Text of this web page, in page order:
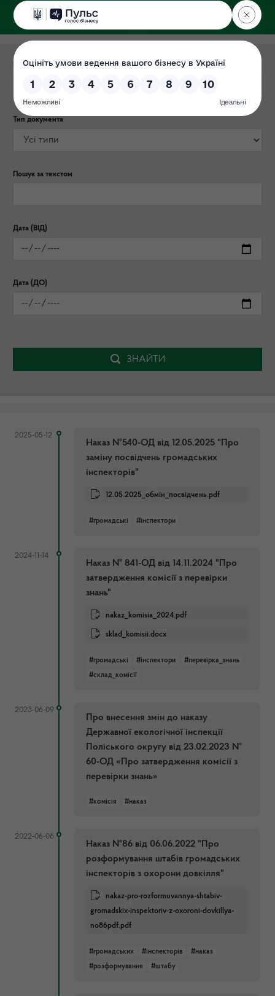
ДЕРЖЕКОІНСПЕКЦІЯ
Поліського округу
Категорія публікації
Тип документа
Пошук за текстом
Дата (ВІД)
Дата (ДО)
ЗНАЙТИ
2025-05-12
Наказ №540-ОД від 12.05.2025 "Про
заміну посвідчень громадських
інспекторів"
12.05.2025_обмін_посвідчень.pdf
#громадські #інспектори
2024-11-14
Наказ № 841-ОД від 14.11.2024 "Про
затвердження комісії з перевірки
знань"
nakaz_komisia_2024.pdf
sklad_komisii.docx
#громадські #інспектори
#перевірка_знань
#склад_комісії
2023-06-09
Про внесення змін до наказу
Державної екологічної інспекції
Поліського округу від 23.02.2023 №
60-ОД «Про затвердження комісії з
перевірки знань»
#комісія #наказ
2022-06-06
Наказ №86 від 06.06.2022 "Про
розформування штабів громадських
інспекторів з охорони довкілля"
nakaz-pro-rozformuvannya-shtabiv-
gromadskix-inspektoriv-z-oxoroni-dovkillya-
no86pdf.pdf
#громадських #інспекторів
#наказ
#розформування
#штабу